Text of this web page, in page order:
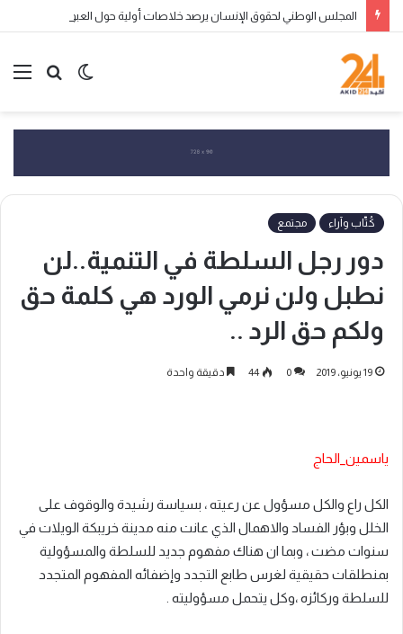
بحث
الوضع
كُتّاب وآراء مجتمع
دور رجل السلطة في التنمية..لن
نطبل ولن نرمي الورد هي كلمة حق
ولكم حق الرد ..
19 يونيو، 2019 0
44 دقيقة واحدة
ياسمين_الحاج
الكل راع والكل مسؤول عن رعيته ، بسياسة رشيدة والوقوف على
الخلل وبؤر الفساد والاهمال الذي عانت منه مدينة خريبكة الويلات في
سنوات مضت ، وبما ان هناك مفهوم جديد للسلطة والمسؤولية
بمنطلقات حقيقية لغرس طابع التجدد وإضفائه المفهوم المتجدد
للسلطة وركائزه ،وكل يتحمل مسؤوليته .